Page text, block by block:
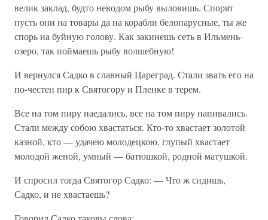
велик заклад, будто неводом рыбу выловишь. Спорят
пусть они на товары да на корабли белопарусные, ты же
спорь на буйную голову. Как закинешь сеть в Ильмень-
озеро, так поймаешь рыбу волшебную!
И вернулся Садко в славный Цареград. Стали звать его на
по-честен пир к Святогору и Пленке в терем.
Все на том пиру наедались, все на том пиру напивались.
Стали между собою хвастаться. Кто-то хвастает золотой
казной, кто — удачею молодецкою, глупый хвастает
молодой женой, умный — батюшкой, родной матушкой.
И спросил тогда Святогор Садко: — Что ж сидишь,
Садко, и не хвастаешь?